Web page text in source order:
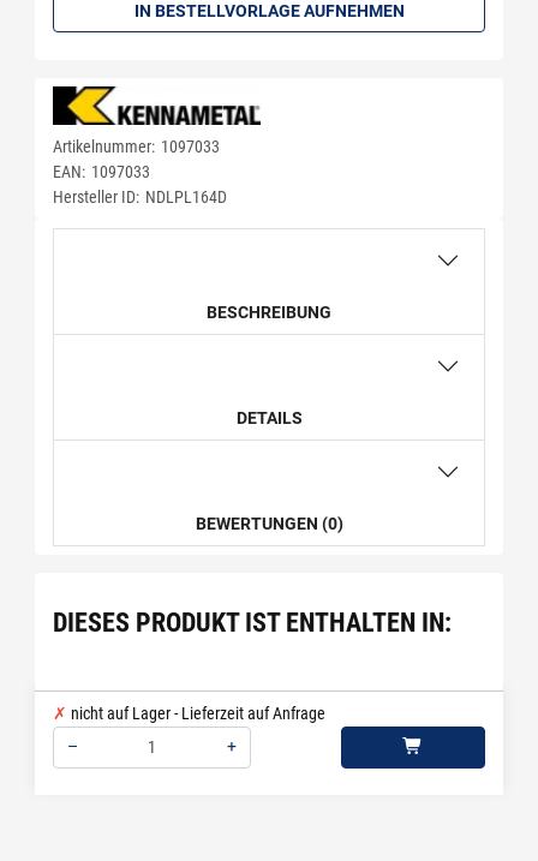
IN BESTELLVORLAGE AUFNEHMEN
Artikelnummer: 1097033
EAN: 1097033
Hersteller ID: NDLPL164D
BESCHREIBUNG
DETAILS
BEWERTUNGEN (0)
DIESES PRODUKT IST ENTHALTEN IN:
nicht auf Lager - Lieferzeit auf Anfrage
–
+